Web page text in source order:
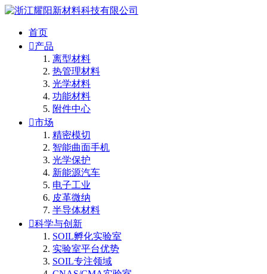
首页
产品
离型材料
热管理材料
光学材料
功能材料
附件中心
市场
精密模切
智能曲面手机
光学保护
新能源汽车
电子工业
皮革微纳
半导体材料
科学与创新
SOIL孵化实验室
实验室平台优势
SOIL专注领域